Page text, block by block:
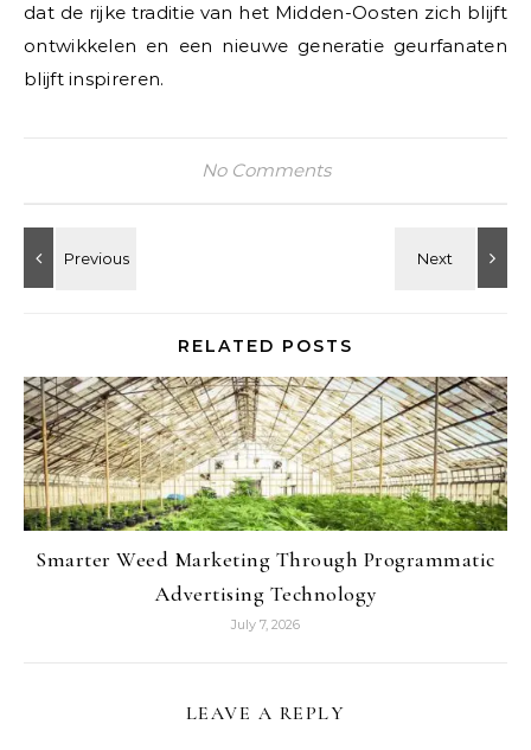
dat de rijke traditie van het Midden-Oosten zich blijft
ontwikkelen en een nieuwe generatie geurfanaten
blijft inspireren.
No Comments
RELATED POSTS
Smarter Weed Marketing Through Programmatic
Advertising Technology
July 7, 2026
LEAVE A REPLY